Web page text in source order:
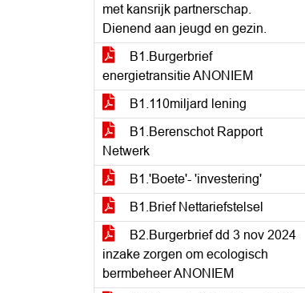
met kansrijk partnerschap.
Dienend aan jeugd en gezin.
B1.Burgerbrief
energietransitie ANONIEM
B1.110miljard lening
B1.Berenschot Rapport
Netwerk
B1.'Boete'- 'investering'
B1.Brief Nettariefstelsel
B2.Burgerbrief dd 3 nov 2024
inzake zorgen om ecologisch
bermbeheer ANONIEM